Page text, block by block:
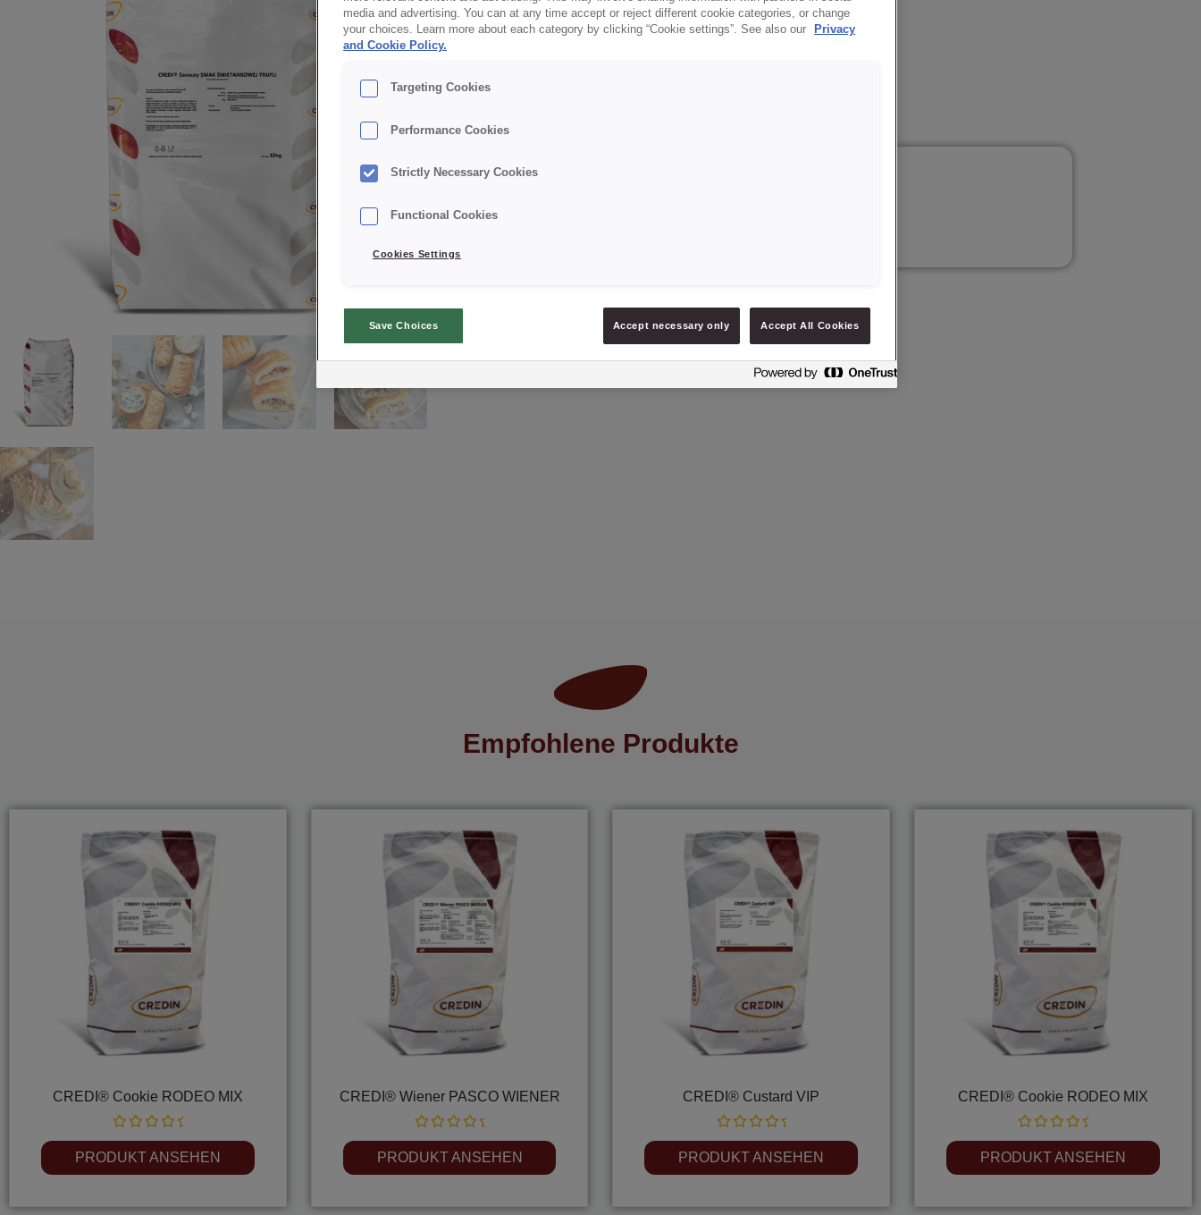
✔ Backstabil
Details
PRODUKT ANFRAGEN
Empfohlene Produkte
CREDI® Cookie RODEO MIX
Rated
0
out
of
PRODUKT ANSEHEN
CREDI® Wiener PASCO WIENER
Rated
0
out
of
PRODUKT ANSEHEN
CREDI® Custard VIP
Rated
0
out
of
PRODUKT ANSEHEN
CREDI® Cookie RODEO MIX
Rated
0
out
of
PRODUKT ANSEHEN
media and advertising. You can at any time accept or reject different cookie categories, or change
your choices. Learn more about each category by clicking “Cookie settings”. See also our
Privacy
and Cookie Policy.
Targeting Cookies
Performance Cookies
Strictly Necessary Cookies
Functional Cookies
Cookies Settings
Save Choices Accept necessary only Accept All Cookies